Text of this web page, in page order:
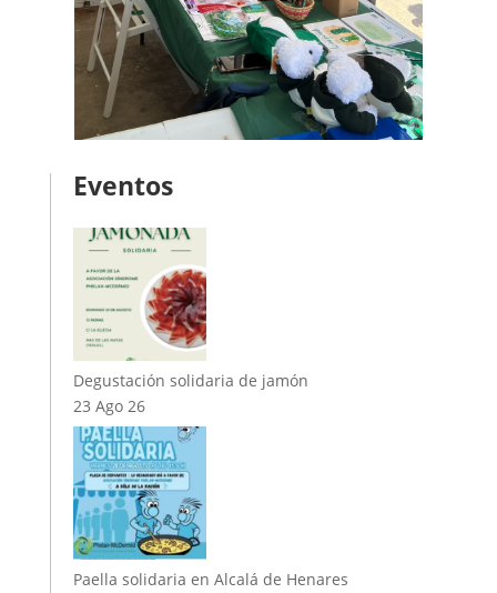
Eventos
Degustación solidaria de jamón
23 Ago 26
Paella solidaria en Alcalá de Henares